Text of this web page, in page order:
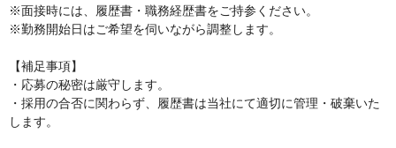
※面接時には、履歴書・職務経歴書をご持参ください。
※勤務開始日はご希望を伺いながら調整します。
【補足事項】
・応募の秘密は厳守します。
・採用の合否に関わらず、履歴書は当社にて適切に管理・破棄いた
します。